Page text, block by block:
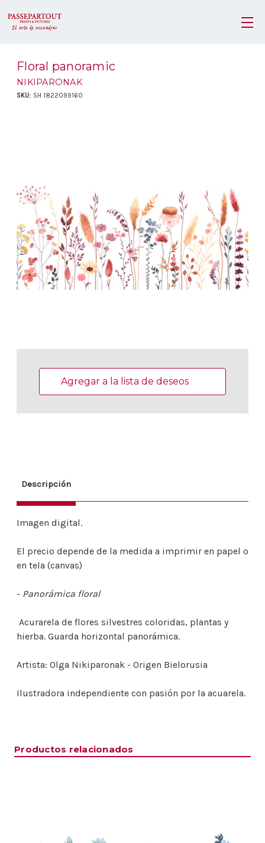
Floral panoramic
NIKIPARONAK
SKU: SH 1822099160
actuales:Agregar a la lista de deseos
Descripción
Imagen digital.
El precio depende de la medida a imprimir en papel o
en tela (canvas)
- Panorámica floral
Acurarela de flores silvestres coloridas, plantas y
hierba. Guarda horizontal panorámica.
Artista: Olga Nikiparonak - Origen Bielorusia
Ilustradora independiente con pasión por la acuarela.
Productos relacionados